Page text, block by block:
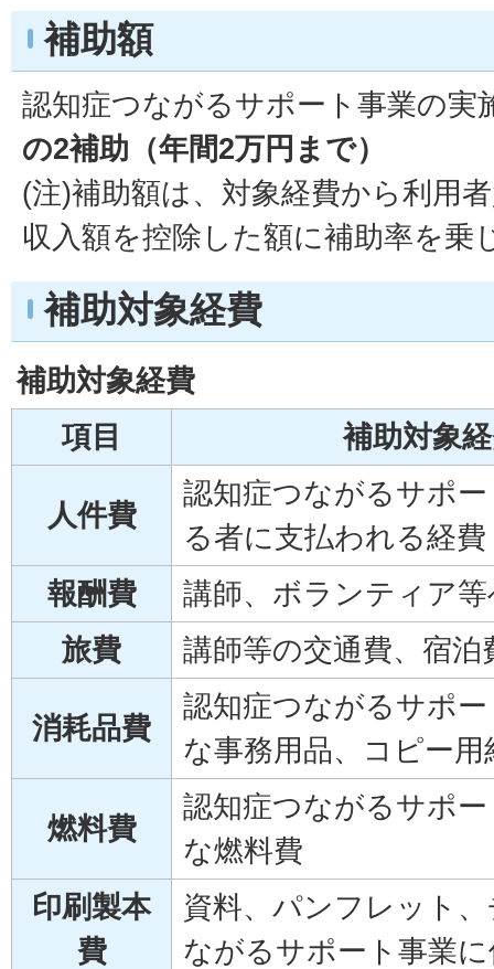
補助額
認知症つながるサポート事業の実
の2補助（年間2万円まで）
(注)補助額は、対象経費から利用
収入額を控除した額に補助率を乗
補助対象経費
補助対象経費
項目
補助対象
人件費
認知症つながるサポ
る者に支払われる経費
報酬費
講師、ボランティア
旅費
講師等の交通費、宿泊
消耗品費
認知症つながるサポ
な事務用品、コピー用
燃料費
認知症つながるサポ
な燃料費
印刷製本
費
資料、パンフレット
ながるサポート事業